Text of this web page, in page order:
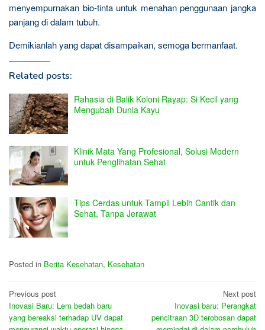
menyempurnakan bio-tinta untuk menahan penggunaan jangka
panjang di dalam tubuh.
Demikianlah yang dapat disampaikan, semoga bermanfaat.
Related posts:
Rahasia di Balik Koloni Rayap: Si Kecil yang
Mengubah Dunia Kayu
Klinik Mata Yang Profesional, Solusi Modern
untuk Penglihatan Sehat
Tips Cerdas untuk Tampil Lebih Cantik dan
Sehat, Tanpa Jerawat
Posted in Berita Kesehatan, Kesehatan
Post
navigation
Previous post
Inovasi Baru: Lem bedah baru
yang bereaksi terhadap UV dapat
Next post
Inovasi baru: Perangkat
pencitraan 3D terobosan dapat